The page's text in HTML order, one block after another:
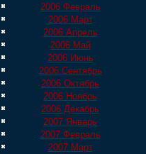
2006 Февраль
2006 Март
2006 Апрель
2006 Май
2006 Июнь
2006 Сентябрь
2006 Октябрь
2006 Ноябрь
2006 Декабрь
2007 Январь
2007 Февраль
2007 Март